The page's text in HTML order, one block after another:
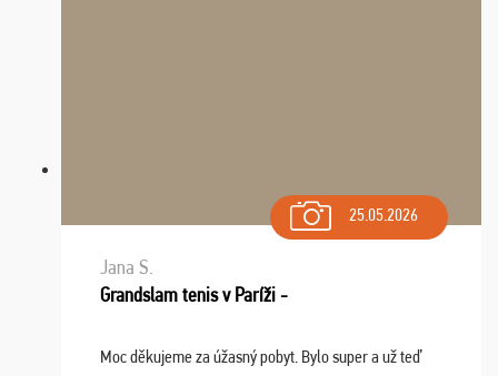
25.05.2026
Jana S.
Grandslam tenis v Paríži -
Moc děkujeme za úžasný pobyt. Bylo super a už teď